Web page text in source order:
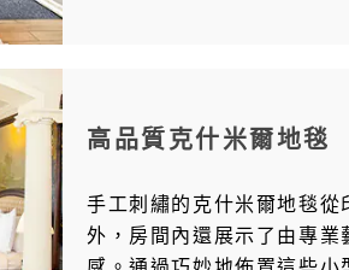
高品質克什米爾地毯
手工刺繡的克什米爾地毯
外，房間內還展示了由專